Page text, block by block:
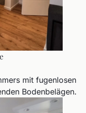
mit fugenlosen
Bodenbelägen.